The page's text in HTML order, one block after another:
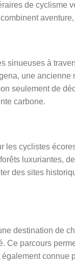
de cyclisme
sinueuses à
une
seulement de
carbone.
les cyclistes
luxuriantes,
des sites
destination de
parcours
connue